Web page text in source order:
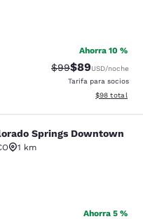
Ahorra 10 %
Precio tachado:
$99Precio con
$89USD/noche
Tarifa para socios
Ver detalles
$98 total
Springs
Springs Downtown
1 km
Feria. 467 reseñas
Ahorra 5 %